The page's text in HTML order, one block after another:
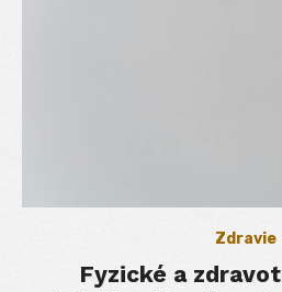
Zdravie
Fyzické a